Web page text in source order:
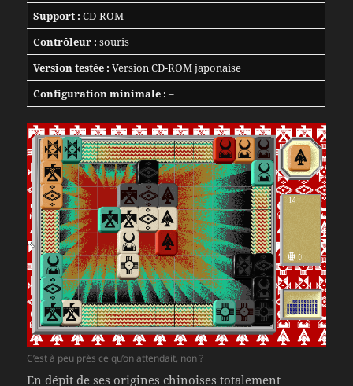
Support : CD-ROM
Contrôleur : souris
Version testée : Version CD-ROM japonaise
Configuration minimale : –
C’est à peu près ce qu’on attendait, non ?
En dépit de ses origines chinoises totalement